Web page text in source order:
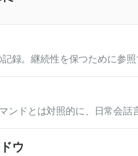
録。継続性を保つために参照
ンドとは対照的に、日常会
ウ